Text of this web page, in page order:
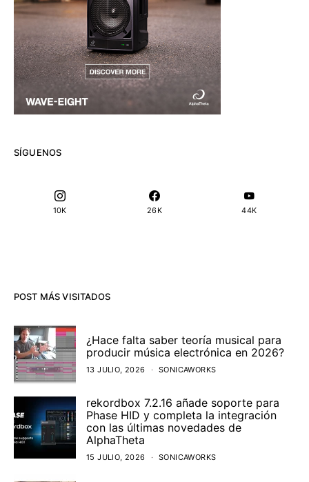
SÍGUENOS
10K 26K 44K
POST MÁS VISITADOS
¿Hace falta saber teoría musical para
producir música electrónica en 2026?
13 JULIO, 2026 SONICAWORKS
rekordbox 7.2.16 añade soporte para
Phase HID y completa la integración
con las últimas novedades de
AlphaTheta
15 JULIO, 2026 SONICAWORKS